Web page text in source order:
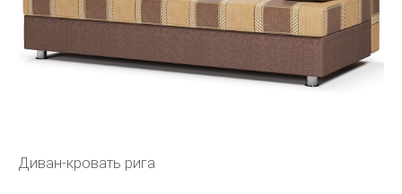
Диван-кровать рига